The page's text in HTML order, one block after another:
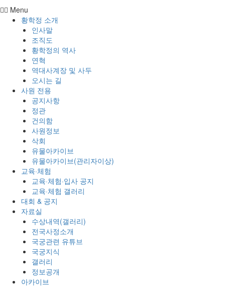
Menu
황학정 소개
인사말
조직도
황학정의 역사
연혁
역대사계장 및 사두
오시는 길
사원 전용
공지사항
정관
건의함
사원정보
삭회
유물아카이브
유물아카이브(관리자이상)
교육·체험
교육·체험·입사 공지
교육·체험 갤러리
대회 & 공지
자료실
수상내역(갤러리)
전국사정소개
국궁관련 유튜브
국궁지식
갤러리
정보공개
아카이브